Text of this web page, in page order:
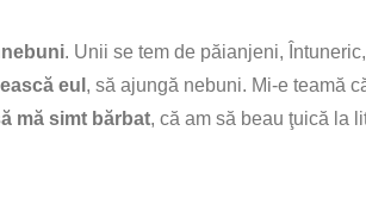
. Unii se tem de păianjeni,
eul , să ajungă nebuni. Mi-e teamă
mă simt bărbat, că am să beau ţuică la